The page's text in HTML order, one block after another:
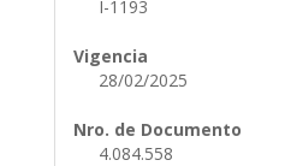
I-1193
Vigencia
28/02/2025
Nro. de Documento
4.084.558